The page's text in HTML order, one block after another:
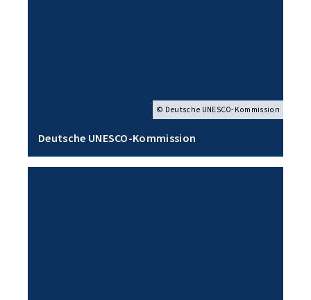
© Deutsche UNESCO-Kommission
Deutsche UNESCO-Kommission